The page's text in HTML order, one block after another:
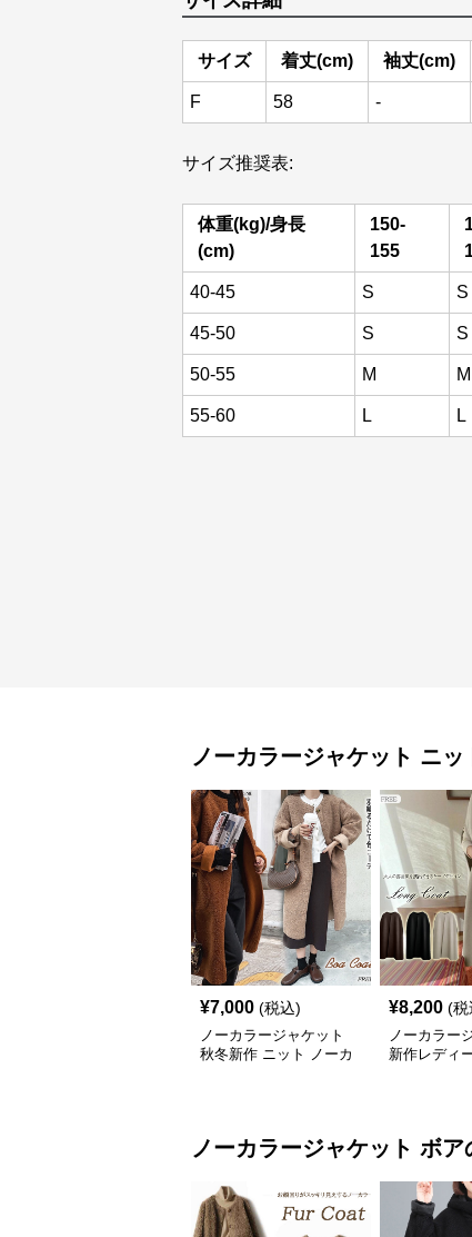
サイズ 着丈(cm) 袖丈(cm)
F 58 -
サイズ推奨表:
体重(kg)/身長
(cm)
150-
155
40-45 S S
45-50 S S
50-55 M M
55-60 L L
ノーカラージャケット ニッ
¥7,000 (税込)
ノーカラージャケット
秋冬新作 ニット ノーカ
¥8,200 (税
ノーカラー
新作レディ
ノーカラージャケット ボア